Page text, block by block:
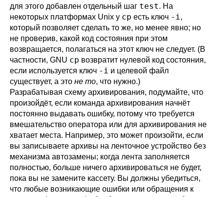
для этого добавлен отдельный шаг test. На
некоторых платформах Unix у cp есть ключ -i,
который позволяет сделать то же, но менее явно; но
не проверив, какой код состояния при этом
возвращается, полагаться на этот ключ не следует. (В
частности, GNU cp возвратит нулевой код состояния,
если используется ключ -i и целевой файл
существует, а это не то, что нужно.)
Разрабатывая схему архивирования, подумайте, что
произойдёт, если команда архивирования начнёт
постоянно выдавать ошибку, потому что требуется
вмешательство оператора или для архивирования не
хватает места. Например, это может произойти, если
вы записываете архивы на ленточное устройство без
механизма автозамены; когда лента заполняется
полностью, больше ничего архивироваться не будет,
пока вы не замените кассету. Вы должны убедиться,
что любые возникающие ошибки или обращения к